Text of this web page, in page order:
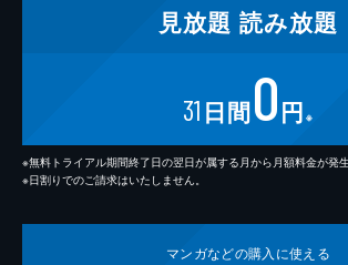
見放題 読み放題
31 日間0円 ※
※無料トライアル期間終了日の翌日が属する月から月額料金が発生
※日割りでのご請求はいたしません。
マンガなどの購入に使える